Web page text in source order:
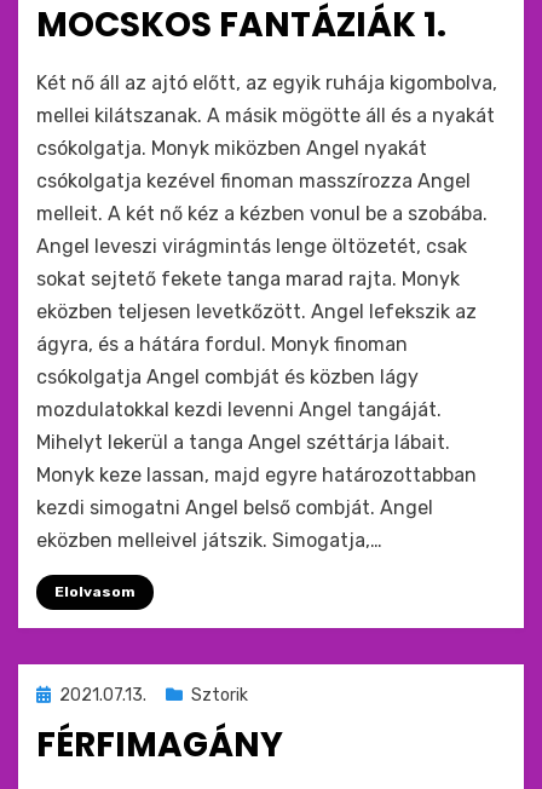
MOCSKOS FANTÁZIÁK 1.
by monkey
Két nő áll az ajtó előtt, az egyik ruhája kigombolva,
mellei kilátszanak. A másik mögötte áll és a nyakát
csókolgatja. Monyk miközben Angel nyakát
csókolgatja kezével finoman masszírozza Angel
melleit. A két nő kéz a kézben vonul be a szobába.
Angel leveszi virágmintás lenge öltözetét, csak
sokat sejtető fekete tanga marad rajta. Monyk
eközben teljesen levetkőzött. Angel lefekszik az
ágyra, és a hátára fordul. Monyk finoman
csókolgatja Angel combját és közben lágy
mozdulatokkal kezdi levenni Angel tangáját.
Mihelyt lekerül a tanga Angel széttárja lábait.
Monyk keze lassan, majd egyre határozottabban
kezdi simogatni Angel belső combját. Angel
eközben melleivel játszik. Simogatja,…
Elolvasom
Beküldve
2021.07.13. Sztorik
FÉRFIMAGÁNY